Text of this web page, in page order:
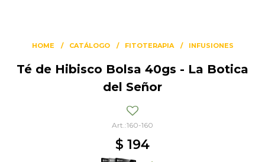
HOME CATÁLOGO FITOTERAPIA INFUSIONES
Té de Hibisco Bolsa 40gs - La Botica
del Señor
160-160
$ 194